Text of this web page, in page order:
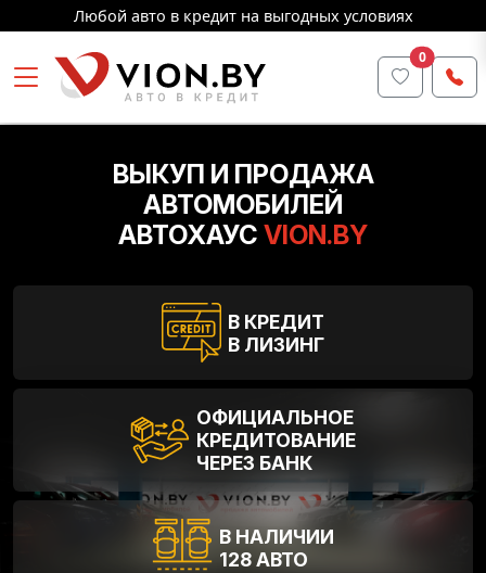
Любой авто в кредит на выгодных условиях
0
ВЫКУП И ПРОДАЖА
АВТОМОБИЛЕЙ
АВТОХАУС VION.BY
В КРЕДИТ
В ЛИЗИНГ
ОФИЦИАЛЬНОЕ
КРЕДИТОВАНИЕ
ЧЕРЕЗ БАНК
В НАЛИЧИИ
128 АВТО
Каталог автомобилей
Кредитный калькулятор